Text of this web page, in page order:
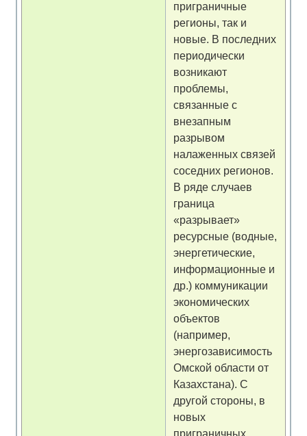
приграничные
регионы, так и
новые. В последних
периодически
возникают
проблемы,
связанные с
внезапным
разрывом
налаженных связей
соседних регионов.
В ряде случаев
граница
«разрывает»
ресурсные (водные,
энергетические,
информационные и
др.) коммуникации
экономических
объектов
(например,
энергозависимость
Омской области от
Казахстана). С
другой стороны, в
новых